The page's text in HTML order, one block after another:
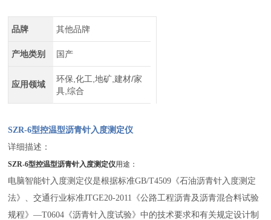
品牌 其他品牌
产地类别 国产
应用领域
环保,化工,地矿,建材/家
具,综合
SZR-6型控温型沥青针入度测定仪
详细描述：
SZR-6型控温型沥青针入度测定仪用途：
电脑智能针入度测定仪是根据标准GB/T4509《石油沥青针入度测定
法》、交通行业标准JTGE20-2011《公路工程沥青及沥青混合料试验
规程》—T0604《沥青针入度试验》中的技术要求和有关规定设计制